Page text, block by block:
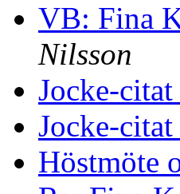
VB: Fina
Nilsson
Jocke-citat
Jocke-citat
Höstmöte